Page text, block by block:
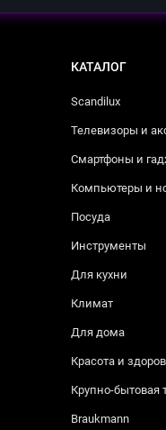
КАТАЛОГ
Scandilux
Телевизоры и
Смартфоны и
Компьютеры и
Посуда
Инструменты
Для кухни
Климат
Для дома
Красота и
Крупно-бытовая
Braukmann